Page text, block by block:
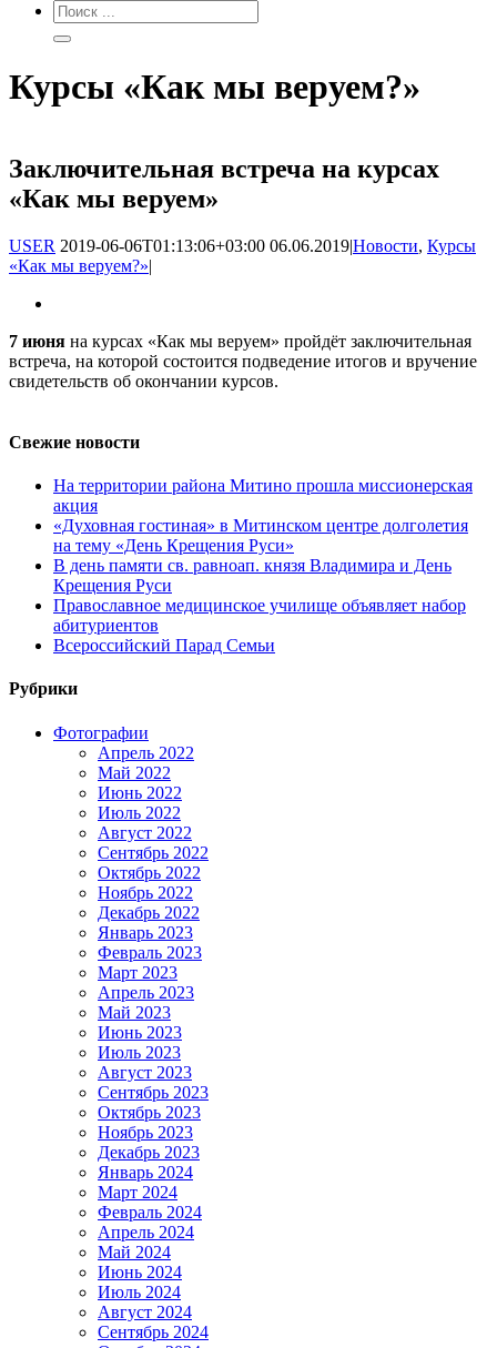
Курсы «Как мы веруем?»
Заключительная встреча на курсах
«Как мы веруем»
USER 2019-06-06T01:13:06+03:00 06.06.2019|Новости, Курсы
«Как мы веруем?»|
7 июня на курсах «Как мы веруем» пройдёт заключительная
встреча, на которой состоится подведение итогов и вручение
свидетельств об окончании курсов.
Свежие новости
На территории района Митино прошла миссионерская
акция
«Духовная гостиная» в Митинском центре долголетия
на тему «День Крещения Руси»
В день памяти св. равноап. князя Владимира и День
Крещения Руси
Православное медицинское училище объявляет набор
абитуриентов
Всероссийский Парад Семьи
Рубрики
Фотографии
Апрель 2022
Май 2022
Июнь 2022
Июль 2022
Август 2022
Сентябрь 2022
Октябрь 2022
Ноябрь 2022
Декабрь 2022
Январь 2023
Февраль 2023
Март 2023
Апрель 2023
Май 2023
Июнь 2023
Июль 2023
Август 2023
Сентябрь 2023
Октябрь 2023
Ноябрь 2023
Декабрь 2023
Январь 2024
Март 2024
Февраль 2024
Апрель 2024
Май 2024
Июнь 2024
Июль 2024
Август 2024
Сентябрь 2024